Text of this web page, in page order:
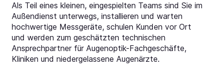
Als Teil eines kleinen, eingespielten Teams sind Sie im
Außendienst unterwegs, installieren und warten
hochwertige Messgeräte, schulen Kunden vor Ort
und werden zum geschätzten technischen
Ansprechpartner für Augenoptik-Fachgeschäfte,
Kliniken und niedergelassene Augenärzte.